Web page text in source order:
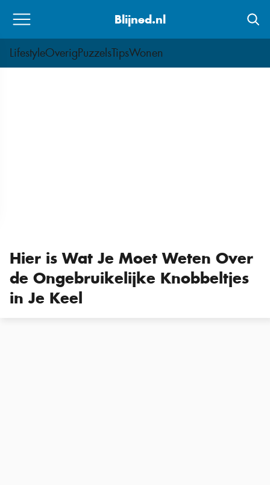
Blijned.nl
LifestyleOverigPuzzelsTipsWonen
Hier is Wat Je Moet Weten Over
de Ongebruikelijke Knobbeltjes
in Je Keel